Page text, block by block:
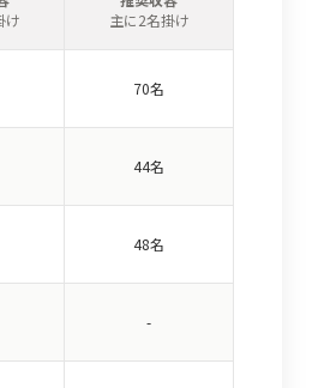
け
主に2名掛け
70名
44名
48名
-